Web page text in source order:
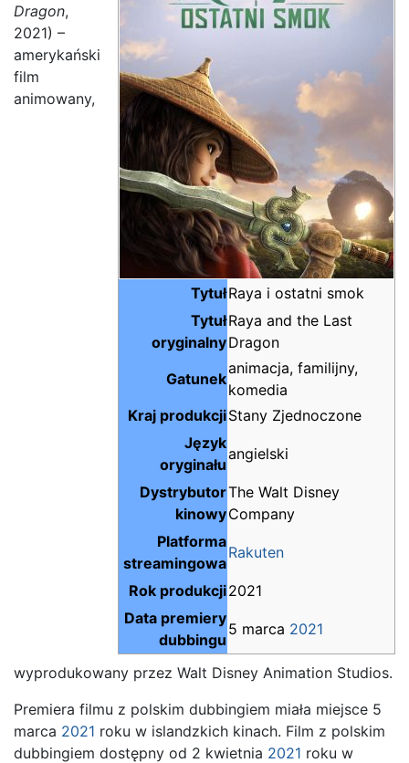
TytułRaya i ostatni smok
Tytuł
oryginalny
Raya and the Last
Dragon
Gatunek
animacja, familijny,
komedia
Kraj produkcjiStany Zjednoczone
Język
oryginału
angielski
Dystrybutor
kinowy
The Walt Disney
Company
Platforma
streamingowa
Rakuten
Rok produkcji2021
Data premiery
dubbingu
5 marca 2021
Dragon,
2021) –
amerykański
film
animowany,
wyprodukowany przez Walt Disney Animation Studios.
Premiera filmu z polskim dubbingiem miała miejsce 5
marca 2021 roku w islandzkich kinach. Film z polskim
dubbingiem dostępny od 2 kwietnia 2021 roku w